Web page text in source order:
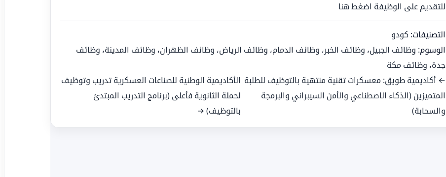
للتقديم على الوظيفة اضغط هنا
التصنيفات: كودو
الوسوم: وظائف الجبيل، وظائف الخبر، وظائف الدمام، وظائف الرياض، وظائف الظهران، وظائف المدينة، وظائف
جدة، وظائف مكة
← أكاديمية طويق: معسكرات تقنية منتهية بالتوظيف للطلبة
المتميزين (الذكاء الاصطناعي والأمن السيبراني والبرمجة
والسحابة)
الأكاديمية الوطنية للصناعات العسكرية تدريب وتوظيف
لحملة الثانوية فأعلى (برنامج التدريب المبتدئ
بالتوظيف) →